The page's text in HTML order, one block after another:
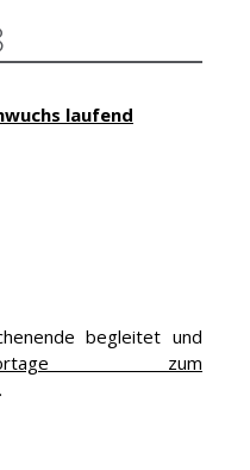
laufend
begleitet und
zum